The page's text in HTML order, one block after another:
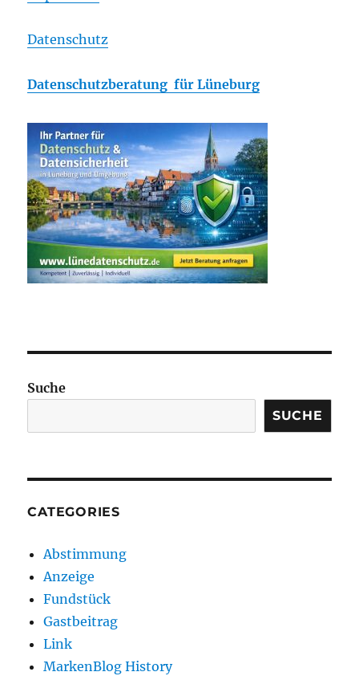
Datenschutz
Datenschutzberatung für Lüneburg
Suche
SUCHE
CATEGORIES
Abstimmung
Anzeige
Fundstück
Gastbeitrag
Link
MarkenBlog History